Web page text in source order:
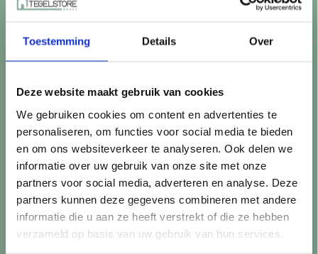
Toestemming Details Over
Deze website maakt gebruik van cookies
We gebruiken cookies om content en advertenties te
personaliseren, om functies voor social media te bieden
en om ons websiteverkeer te analyseren. Ook delen we
informatie over uw gebruik van onze site met onze
partners voor social media, adverteren en analyse. Deze
partners kunnen deze gegevens combineren met andere
informatie die u aan ze heeft verstrekt of die ze hebben
verzameld op basis van uw gebruik van hun services.
Over TegelStore.nl
Privacy Policy
Producten
Alle producten
Nieuwe producten
Aanbiedingen
Merken
Tags